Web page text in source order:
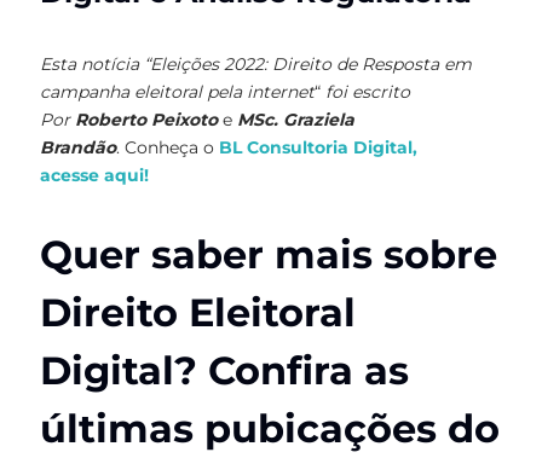
Esta notícia “Eleições 2022: Direito de Resposta em
campanha eleitoral pela internet“ foi escrito
Por Roberto Peixotoe MSc. Graziela
Brandão. Conheça o BL Consultoria Digital,
acesse aqui!
Quer saber mais sobre
Direito Eleitoral
Digital? Confira as
últimas pubicações do